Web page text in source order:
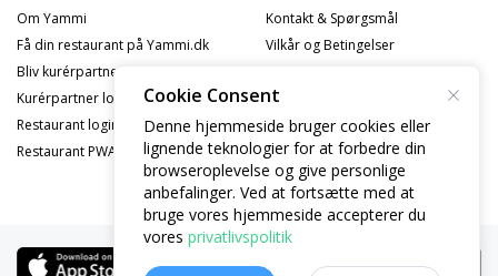
Om Yammi
Få din restaurant på Yammi.dk
Bliv kurérpartner
Kurérpartner logind
Restaurant logind
Restaurant PWA Logind
Kontakt & Spørgsmål
Vilkår og Betingelser
Cookiepolitik
Privatlivspolitik - Partner
Privatlivspolitik - Kurérpartner
Cookie Consent
Denne hjemmeside bruger cookies eller
lignende teknologier for at forbedre din
browseroplevelse og give personlige
anbefalinger. Ved at fortsætte med at
bruge vores hjemmeside accepterer du
vores privatlivspolitik